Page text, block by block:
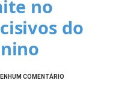
no
do
COMENTÁRIO